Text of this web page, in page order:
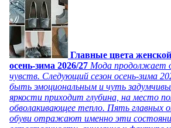
Главные цвета женской
осень-зима 2026/27 Мода продолжает
чувств. Следующий сезон осень-зима
быть эмоциональным и чуть
яркости приходит глубина, на место
обволакивающее тепло. Пять главных
обуви отражают именно эти